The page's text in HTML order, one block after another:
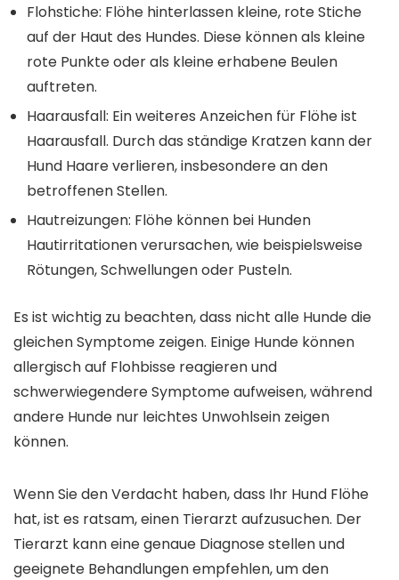
Flohstiche: Flöhe hinterlassen kleine, rote Stiche
auf der Haut des Hundes. Diese können als kleine
rote Punkte oder als kleine erhabene Beulen
auftreten.
Haarausfall: Ein weiteres Anzeichen für Flöhe ist
Haarausfall. Durch das ständige Kratzen kann der
Hund Haare verlieren, insbesondere an den
betroffenen Stellen.
Hautreizungen: Flöhe können bei Hunden
Hautirritationen verursachen, wie beispielsweise
Rötungen, Schwellungen oder Pusteln.
Es ist wichtig zu beachten, dass nicht alle Hunde die
gleichen Symptome zeigen. Einige Hunde können
allergisch auf Flohbisse reagieren und
schwerwiegendere Symptome aufweisen, während
andere Hunde nur leichtes Unwohlsein zeigen
können.
Wenn Sie den Verdacht haben, dass Ihr Hund Flöhe
hat, ist es ratsam, einen Tierarzt aufzusuchen. Der
Tierarzt kann eine genaue Diagnose stellen und
geeignete Behandlungen empfehlen, um den